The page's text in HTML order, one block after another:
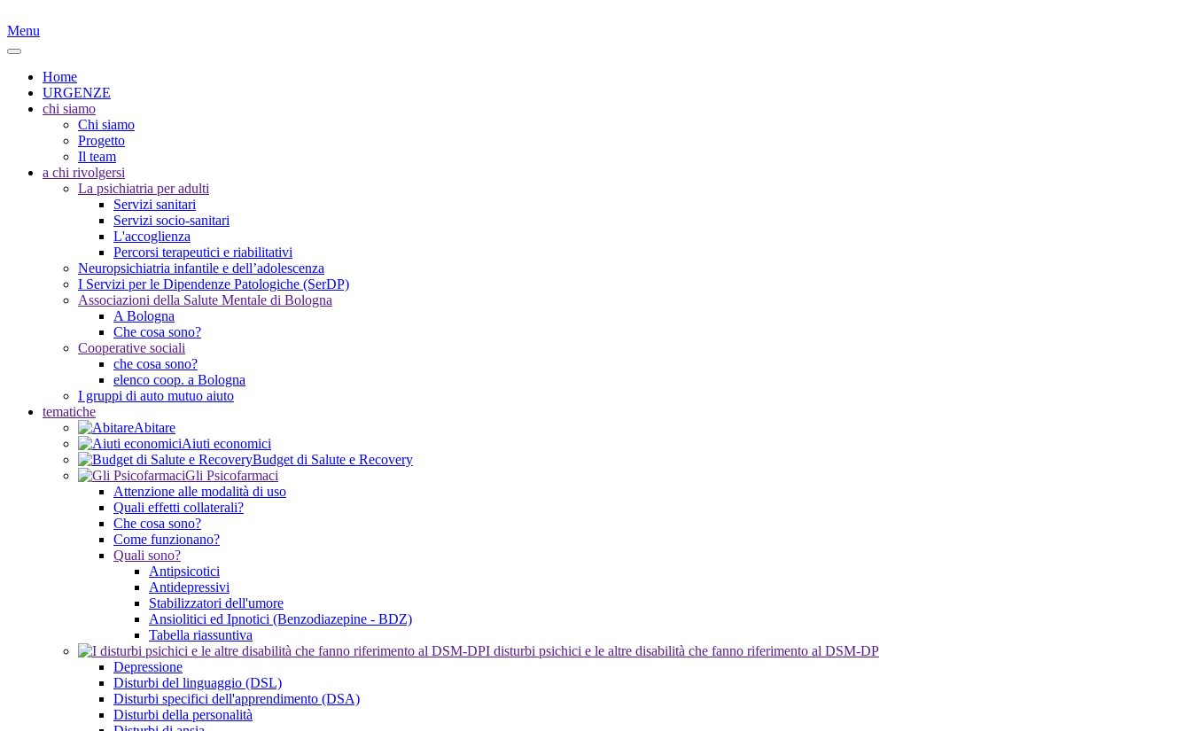
Menu
Home
URGENZE
chi siamo
Chi siamo
Progetto
Il team
a chi rivolgersi
La psichiatria per adulti
Servizi sanitari
Servizi socio-sanitari
L'accoglienza
Percorsi terapeutici e riabilitativi
Neuropsichiatria infantile e dell’adolescenza
I Servizi per le Dipendenze Patologiche (SerDP)
Associazioni della Salute Mentale di Bologna
A Bologna
Che cosa sono?
Cooperative sociali
che cosa sono?
elenco coop. a Bologna
I gruppi di auto mutuo aiuto
tematiche
Abitare
Aiuti economici
Budget di Salute e Recovery
Gli Psicofarmaci
Attenzione alle modalità di uso
Quali effetti collaterali?
Che cosa sono?
Come funzionano?
Quali sono?
Antipsicotici
Antidepressivi
Stabilizzatori dell'umore
Ansiolitici ed Ipnotici (Benzodiazepine - BDZ)
Tabella riassuntiva
I disturbi psichici e le altre disabilità che fanno riferimento al DSM-DP
Depressione
Disturbi del linguaggio (DSL)
Disturbi specifici dell'apprendimento (DSA)
Disturbi della personalità